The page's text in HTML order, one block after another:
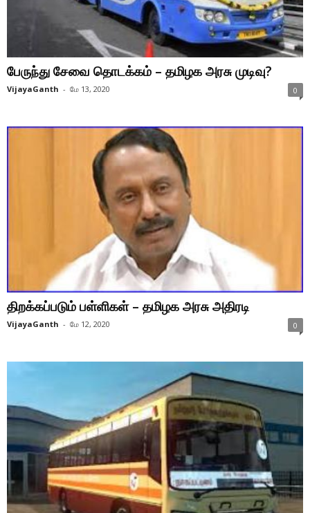
பேருந்து சேவை தொடக்கம் – தமிழக அரசு முடிவு?
VijayaGanth - மே 13, 2020 0
திறக்கப்படும் பள்ளிகள் – தமிழக அரசு அதிரடி
VijayaGanth - மே 12, 2020 0